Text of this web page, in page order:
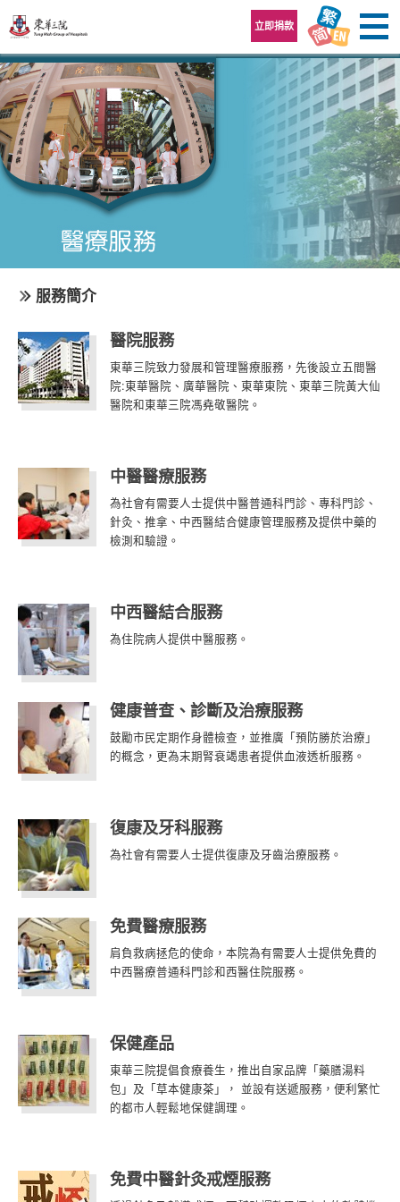
立即捐款
服務簡介
醫院服務
東華三院致力發展和管理醫療服務，先後設立五間醫
院:東華醫院、廣華醫院、東華東院、東華三院黃大仙
醫院和東華三院馮堯敬醫院。
中醫醫療服務
為社會有需要人士提供中醫普通科門診、專科門診、
針灸、推拿、中西醫結合健康管理服務及提供中藥的
檢測和驗證。
中西醫結合服務
為住院病人提供中醫服務。
健康普查、診斷及治療服務
鼓勵市民定期作身體檢查，並推廣「預防勝於治療」
的概念，更為末期腎衰竭患者提供血液透析服務。
復康及牙科服務
為社會有需要人士提供復康及牙齒治療服務。
免費醫療服務
肩負救病拯危的使命，本院為有需要人士提供免費的
中西醫療普通科門診和西醫住院服務。
保健產品
東華三院提倡食療養生，推出自家品牌「藥膳湯料
包」及「草本健康茶」， 並設有送遞服務，便利繁忙
的都市人輕鬆地保健調理。
免費中醫針灸戒煙服務